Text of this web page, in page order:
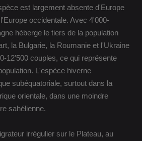
est largement absente d'Europe
occidentale. Avec 4'000-
héberge le tiers de la population
la Bulgarie, la Roumanie et l'Ukraine
12'500 couples, ce qui représente
L'espèce hiverne
subéquatoriale, surtout dans la
orientale, dans une moindre
sahélienne.
irrégulier sur le Plateau, au